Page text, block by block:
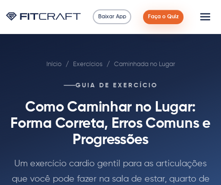
Baixar App Faça o Quiz
90 Dias
Início / Exercícios / Caminhada no Lugar
GUIA DE EXERCÍCIO
Como Caminhar no Lugar:
Forma Correta, Erros Comuns e
Progressões
Um exercício cardio gentil para as articulações
que você pode fazer na sala de estar, quarto de